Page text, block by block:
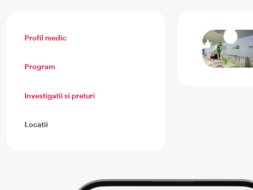
Profil medic
Program
Investigatii si preturi
Locatii